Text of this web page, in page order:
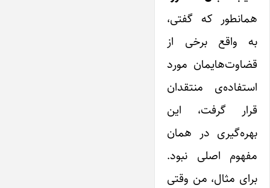
همانطور که گفتی،
به واقع برخی از
قضاوت‌هایمان مورد
استفاده‌ی منتقدان
قرار گرفت، ‌این
بهره‌گیری در همان
مفهوم اصلی نبود.
برای مثال، من وقتی